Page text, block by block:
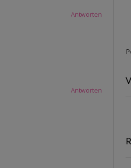
Antworten
Antworten